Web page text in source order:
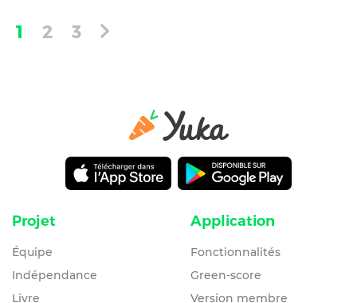
1 2 3
Projet
Équipe
Indépendance
Livre
Application
Fonctionnalités
Green-score
Version membre